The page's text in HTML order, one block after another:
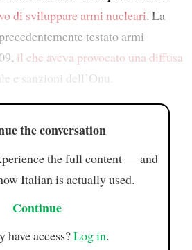
di sviluppare armi nucleari. La
testato armi
il che aveva provocato una diffusa
e sanzioni dell’Onu.
the conversation
the full content — and
Italian is actually used.
Continue
have access?Log in.